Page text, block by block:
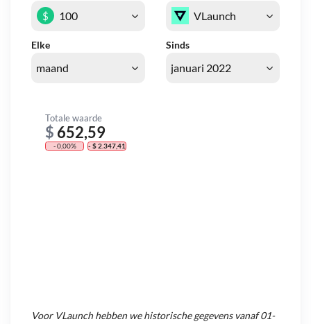
Elke Sinds
$
Totale waarde
$ 652,59
- 0,00% - $ 2.347,41
Voor VLaunchhebben we historische gegevens vanaf01-